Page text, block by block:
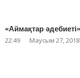
«Аймақтар
22:49 Маусым 27, 2018